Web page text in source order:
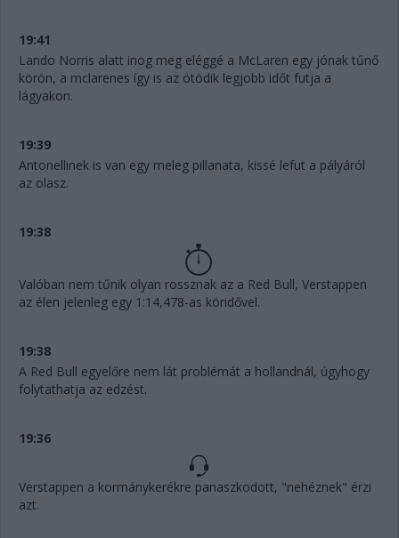
19:41
Lando Norris alatt inog meg eléggé a McLaren egy jónak tűnő
körön, a mclarenes így is az ötödik legjobb időt futja a
lágyakon.
19:39
Antonellinek is van egy meleg pillanata, kissé lefut a pályáról
az olasz.
19:38
Valóban nem tűnik olyan rossznak az a Red Bull, Verstappen
az élen jelenleg egy 1:14,478-as köridővel.
19:38
A Red Bull egyelőre nem lát problémát a hollandnál, úgyhogy
folytathatja az edzést.
19:36
Verstappen a kormánykerékre panaszkodott, "nehéznek" érzi
azt.